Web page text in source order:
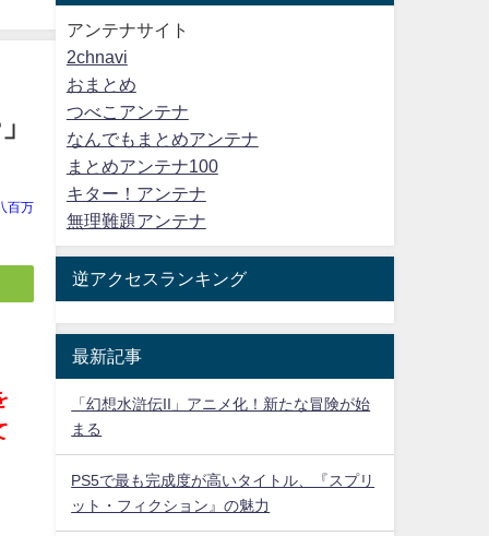
百万
アンテナサイト
2chnavi
おまとめ
つべこアンテナ
なんでもまとめアンテナ
まとめアンテナ100
キター！アンテナ
無理難題アンテナ
逆アクセスランキング
最新記事
「幻想水滸伝II」アニメ化！新たな冒険が始
まる
PS5で最も完成度が高いタイトル、『スプリ
ット・フィクション』の魅力